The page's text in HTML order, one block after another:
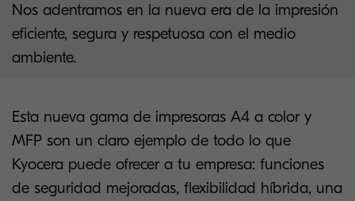
Nos adentramos en la nueva era de la impresión
eficiente, segura y respetuosa con el medio
ambiente.
Esta nueva gama de impresoras A4 a color y
MFP son un claro ejemplo de todo lo que
Kyocera puede ofrecer a tu empresa: funciones
de seguridad mejoradas, flexibilidad híbrida, una